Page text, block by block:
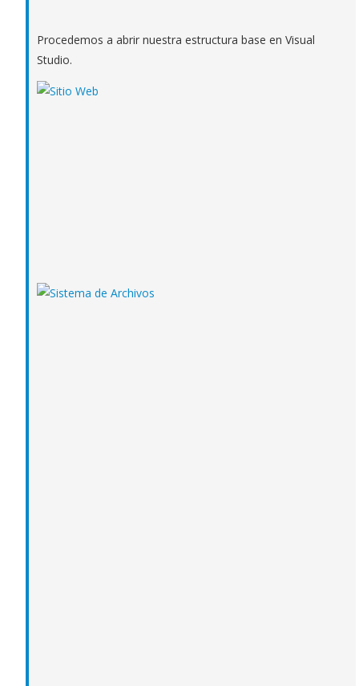
Procedemos a abrir nuestra estructura base en Visual
Studio.